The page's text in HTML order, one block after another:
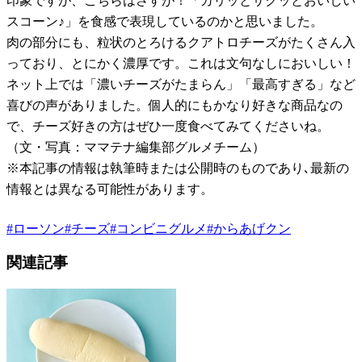
スコーン♪」を食感で表現しているのかと思いました。
肉の部分にも、粒状のとろけるクアトロチーズがたくさん入
っており、とにかく濃厚です。これは文句なしにおいしい！
ネット上では「濃いチーズがたまらん」「最高すぎる」など
喜びの声がありました。個人的にもかなり好きな商品なの
で、チーズ好きの方はぜひ一度食べてみてくださいね。
（文・写真：ママテナ編集部グルメチーム）
※本記事の情報は執筆時または公開時のものであり､最新の
情報とは異なる可能性があります。
#ローソン#チーズ#コンビニグルメ#からあげクン
関連記事